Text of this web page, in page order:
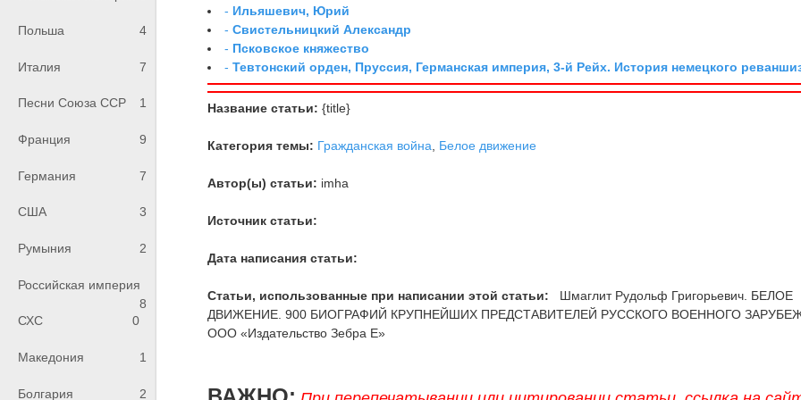
Польша 4
Италия 7
Песни Союза ССР 1
Франция 9
Германия 7
США 3
Румыния 2
Российская империя
8
СХС
0
Македония 1
Болгария 2
- Ильяшевич, Юрий
-Свистельницкий Александр
- Псковское княжество
-Тевтонский орден, Пруссия, Германская империя, 3-й Рейх. История немецкого
Название статьи: {title}
Категория темы: Гражданская война Белое движение
Автор(ы) статьи: imha
Источник статьи:
Дата написания статьи:
Статьи, использованные при написании этой статьи:
Шмаглит Рудольф Григорьевич. БЕЛОЕ
ДВИЖЕНИЕ. 900 БИОГРАФИЙ КРУПНЕЙШИХ ПРЕДСТАВИТЕЛЕЙ РУССКОГО ВОЕННОГО
ООО «Издательство Зебра Е»